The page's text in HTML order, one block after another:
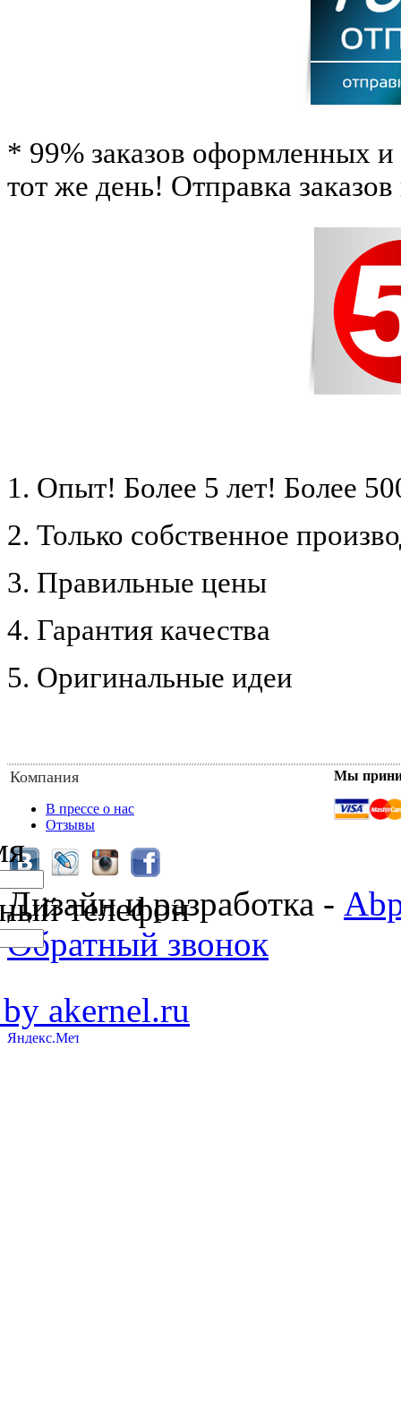
* 99% заказов оформленных
тот же день! Отправка
1. Опыт! Более 5 лет! Более
2. Только собственное
3. Правильные цены
4. Гарантия качества
5. Оригинальные идеи
Компания
В прессе о нас
Отзывы
Мы
Дизайн и разработка -
Обратный звонок
телефон
akernel.ru